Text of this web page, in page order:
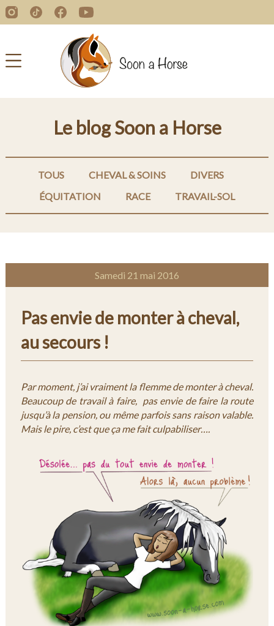
Le blog Soon a Horse
TOUS CHEVAL & SOINS
DIVERS
ÉQUITATION
RACE TRAVAIL-SOL
Samedi 21 mai 2016
Pas envie de monter à cheval,
au secours !
Par moment, j’ai vraiment la flemme de monter à cheval.
Beaucoup de travail à faire, pas envie de faire la route
jusqu’à la pension, ou même parfois sans raison valable.
Mais le pire, c’est que ça me fait culpabiliser….